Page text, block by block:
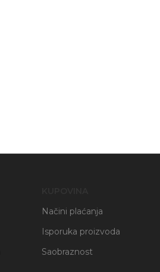
Načini plaćanja
Isporuka proizvoda
Saobraznost